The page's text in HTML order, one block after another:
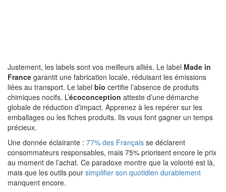
Justement, les labels sont vos meilleurs alliés. Le label Made in
France garantit une fabrication locale, réduisant les émissions
liées au transport. Le label bio certifie l’absence de produits
chimiques nocifs. L’écoconception atteste d’une démarche
globale de réduction d’impact. Apprenez à les repérer sur les
emballages ou les fiches produits. Ils vous font gagner un temps
précieux.
Une donnée éclairante : 77% des Français se déclarent
consommateurs responsables, mais 75% priorisent encore le prix
au moment de l’achat. Ce paradoxe montre que la volonté est là,
mais que les outils pour simplifier son quotidien durablement
manquent encore.